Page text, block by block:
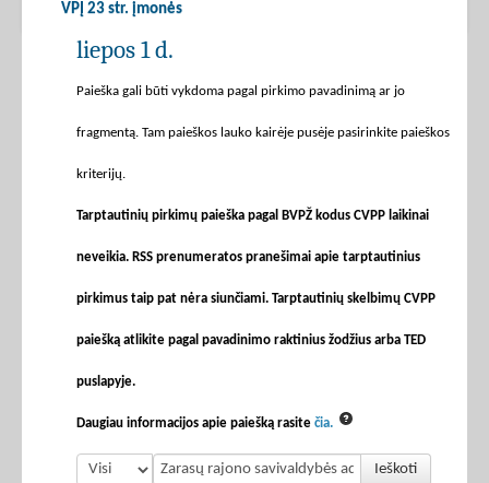
VPĮ 23 str. įmonės
liepos 1 d.
Paieška gali būti vykdoma pagal pirkimo pavadinimą ar jo
fragmentą. Tam paieškos lauko kairėje pusėje pasirinkite paieškos
kriterijų.
Tarptautinių pirkimų paieška pagal BVPŽ kodus CVPP laikinai
neveikia. RSS prenumeratos pranešimai apie tarptautinius
pirkimus taip pat nėra siunčiami. Tarptautinių skelbimų CVPP
paiešką atlikite pagal pavadinimo raktinius žodžius arba TED
puslapyje.
Daugiau informacijos apie paiešką rasite čia.
Ieškoti